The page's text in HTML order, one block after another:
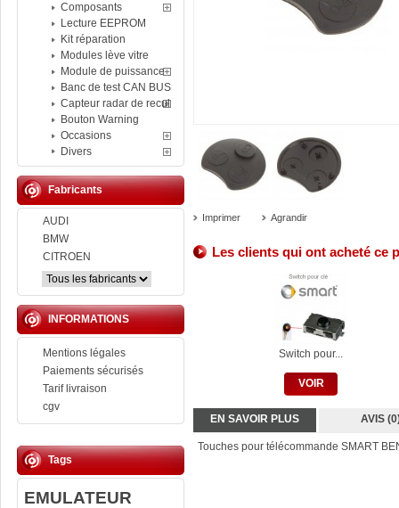
Composants
Lecture EEPROM
Kit réparation
Modules lève vitre
Module de puissance
Banc de test CAN BUS
Capteur radar de recul
Bouton Warning
Occasions
Divers
Fabricants
AUDI
BMW
CITROEN
INFORMATIONS
Mentions légales
Paiements sécurisés
Tarif livraison
cgv
Tags
EMULATEUR
Imprimer Agrandir
Les clients qui ont acheté ce
Switch pour...
VOIR
EN SAVOIR PLUS AVIS
Touches pour télécommande SMART